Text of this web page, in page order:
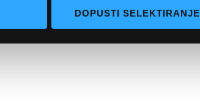
DOPUSTI SELEKTIRANJE